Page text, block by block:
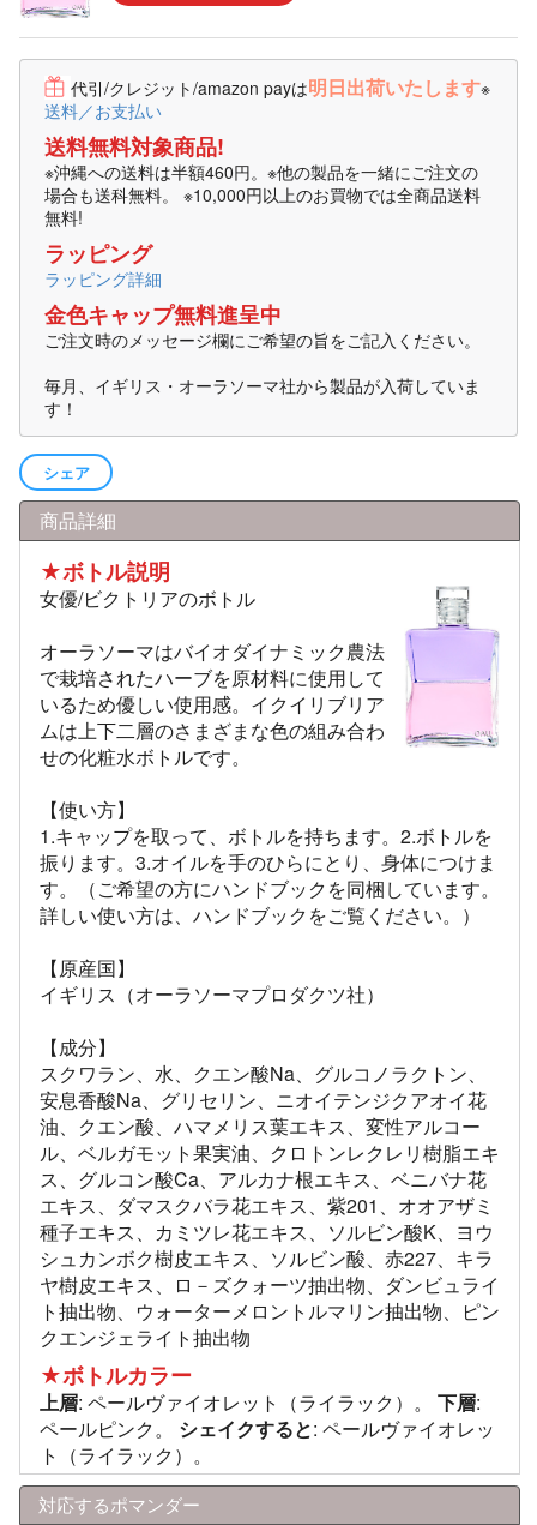
代引/クレジット/amazon payは明日出荷いたします※
送料／お支払い
送料無料対象商品!
※沖縄への送料は半額460円。※他の製品を一緒にご注文の
場合も送科無料。 ※10,000円以上のお買物では全商品送料
無料!
ラッピング
ラッピング詳細
金色キャップ無料進呈中
ご注文時のメッセージ欄にご希望の旨をご記入ください。
毎月、イギリス・オーラソーマ社から製品が入荷していま
す！
シェア
商品詳細
★ボトル説明
女優/ビクトリアのボトル
オーラソーマはバイオダイナミック農法
で栽培されたハーブを原材料に使用して
いるため優しい使用感。イクイリブリア
ムは上下二層のさまざまな色の組み合わ
せの化粧水ボトルです。
【使い方】
1.キャップを取って、ボトルを持ちます。2.ボトルを
振ります。3.オイルを手のひらにとり、身体につけま
す。（ご希望の方にハンドブックを同梱しています。
詳しい使い方は、ハンドブックをご覧ください。）
【原産国】
イギリス（オーラソーマプロダクツ社）
【成分】
スクワラン、水、クエン酸Na、グルコノラクトン、
安息香酸Na、グリセリン、ニオイテンジクアオイ花
油、クエン酸、ハマメリス葉エキス、変性アルコー
ル、ベルガモット果実油、クロトンレクレリ樹脂エキ
ス、グルコン酸Ca、アルカナ根エキス、ベニバナ花
エキス、ダマスクバラ花エキス、紫201、オオアザミ
種子エキス、カミツレ花エキス、ソルビン酸K、ヨウ
シュカンボク樹皮エキス、ソルビン酸、赤227、キラ
ヤ樹皮エキス、ロ－ズクォーツ抽出物、ダンビュライ
ト抽出物、ウォーターメロントルマリン抽出物、ピン
クエンジェライト抽出物
★ボトルカラー
上層: ペールヴァイオレット（ライラック）。 下層:
ペールピンク。 シェイクすると: ペールヴァイオレッ
ト（ライラック）。
対応するポマンダー